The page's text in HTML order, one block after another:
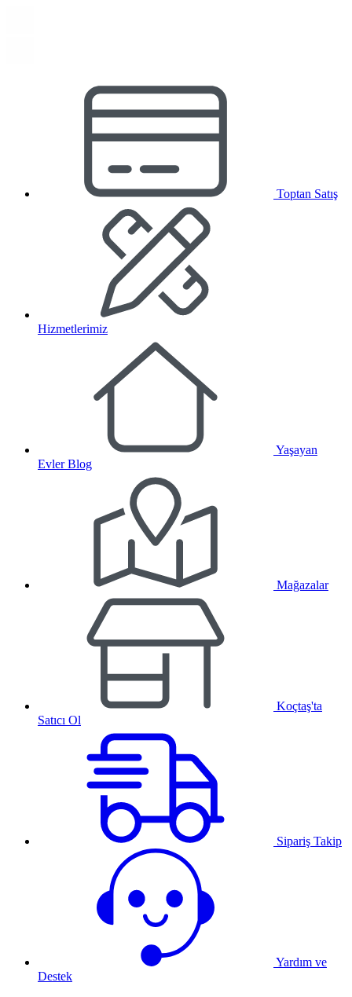
Toptan Satış
Hizmetlerimiz
Yaşayan
Evler Blog
Mağazalar
Koçtaş'ta
Satıcı Ol
Sipariş Takip
Yardım ve
Destek